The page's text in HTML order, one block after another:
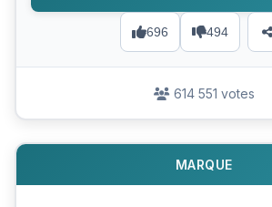
696 494
614 551 votes
MARQUE